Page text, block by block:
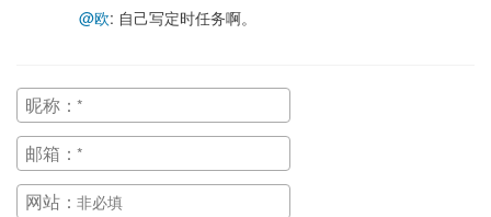
@欧: 自己写定时任务啊。
昵称：
邮箱：
网站：